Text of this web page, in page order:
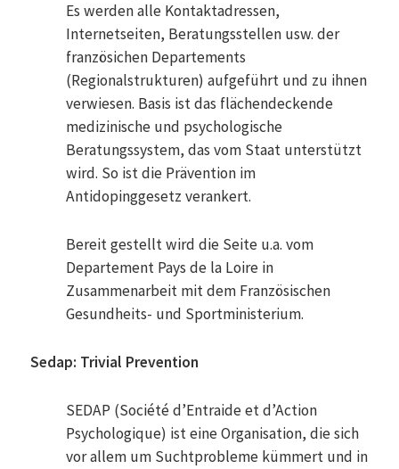
Es werden alle Kontaktadressen,
Internetseiten, Beratungsstellen usw. der
französichen Departements
(Regionalstrukturen) aufgeführt und zu ihnen
verwiesen. Basis ist das flächendeckende
medizinische und psychologische
Beratungssystem, das vom Staat unterstützt
wird. So ist die Prävention im
Antidopinggesetz verankert.
Bereit gestellt wird die Seite u.a. vom
Departement Pays de la Loire in
Zusammenarbeit mit dem Französischen
Gesundheits- und Sportministerium.
Sedap: Trivial Prevention
SEDAP (Société d’Entraide et d’Action
Psychologique) ist eine Organisation, die sich
vor allem um Suchtprobleme kümmert und in